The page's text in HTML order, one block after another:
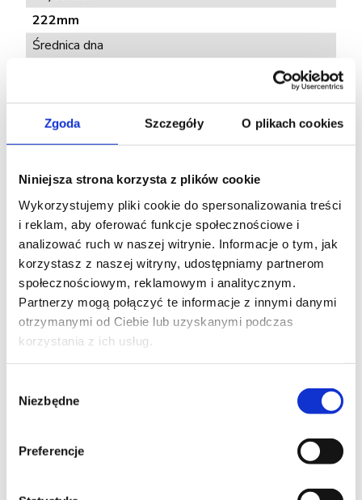
Zgoda Szczegóły O plikach cookies
Niniejsza strona korzysta z plików cookie
Wykorzystujemy pliki cookie do spersonalizowania treści
i reklam, aby oferować funkcje społecznościowe i
analizować ruch w naszej witrynie. Informacje o tym, jak
korzystasz z naszej witryny, udostępniamy partnerom
społecznościowym, reklamowym i analitycznym.
Partnerzy mogą połączyć te informacje z innymi danymi
otrzymanymi od Ciebie lub uzyskanymi podczas
korzystania z ich usług.
zgody
Niezbędne
Preferencje
222mm
Średnica dna
Polipropylen (PP)
Zastosowanie
POJEMNIK SPOŻYWCZY: kapusta, ogórki i inne
kiszonki, smalec, masło, tłuszcze, mąka, cukier,
przyprawy, sosy, twaróg, bryndza, nabiały, miód,
marmolada, dżem, słodkości CHEMIA: proszek
do prania, płyny do czyszczenia, chemia
gospodarcza
KOSZTY DOSTAWY
CENA NIE ZAWIERA EWENTUALNYCH KOSZTÓW
PŁATNOŚCI
Kraj wysyłki:
GLS Kurier 12,00 zł
InPost Kurier 15,00 zł